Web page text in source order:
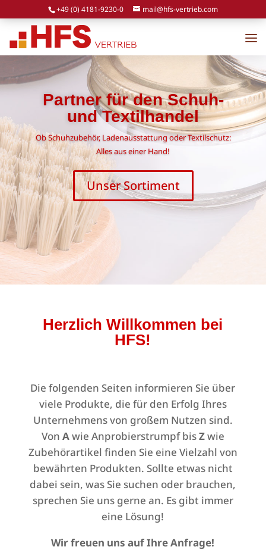
+49 (0) 4181-9230-0 mail@hfs-vertrieb.com
Partner für den Schuh-
und Textilhandel
Ob Schuhzubehör, Ladenausstattung oder Textilschutz:
Alles aus einer Hand!
Unser Sortiment
Herzlich Willkommen bei
HFS!
Die folgenden Seiten informieren Sie über
viele Produkte, die für den Erfolg Ihres
Unternehmens von großem Nutzen sind.
Von Awie Anprobierstrumpf bisZwie
Zubehörartikel finden Sie eine Vielzahl von
bewährten Produkten. Sollte etwas nicht
dabei sein, was Sie suchen oder brauchen,
sprechen Sie uns gerne an. Es gibt immer
eine Lösung!
Wir freuen uns auf Ihre Anfrage!